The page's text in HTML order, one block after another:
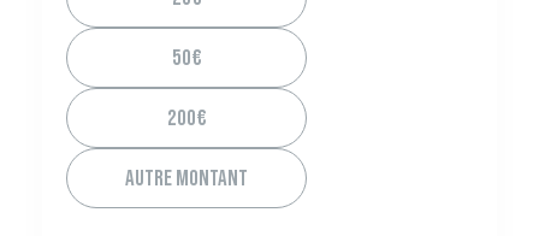
50€
200€
AUTRE MONTANT